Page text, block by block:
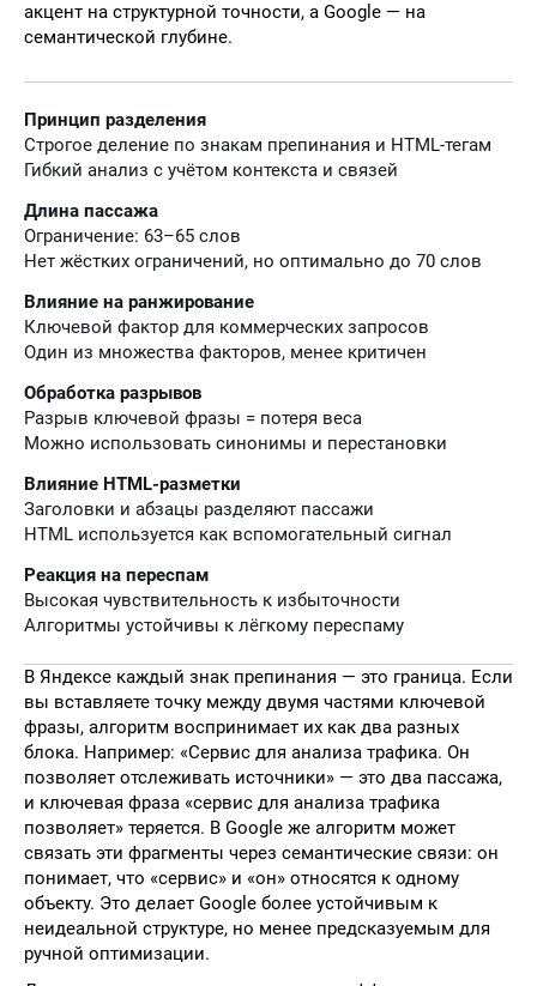
акцент на структурной точности, а Google — на
семантической глубине.
Принцип разделения
Строгое деление по знакам препинания и HTML-тегам
Гибкий анализ с учётом контекста и связей
Длина пассажа
Ограничение: 63–65 слов
Нет жёстких ограничений, но оптимально до 70 слов
Влияние на ранжирование
Ключевой фактор для коммерческих запросов
Один из множества факторов, менее критичен
Обработка разрывов
Разрыв ключевой фразы = потеря веса
Можно использовать синонимы и перестановки
Влияние HTML-разметки
Заголовки и абзацы разделяют пассажи
HTML используется как вспомогательный сигнал
Реакция на переспам
Высокая чувствительность к избыточности
Алгоритмы устойчивы к лёгкому переспаму
В Яндексе каждый знак препинания — это граница. Если
вы вставляете точку между двумя частями ключевой
фразы, алгоритм воспринимает их как два разных
блока. Например: «Сервис для анализа трафика. Он
позволяет отслеживать источники» — это два пассажа,
и ключевая фраза «сервис для анализа трафика
позволяет» теряется. В Google же алгоритм может
связать эти фрагменты через семантические связи: он
понимает, что «сервис» и «он» относятся к одному
объекту. Это делает Google более устойчивым к
неидеальной структуре, но менее предсказуемым для
ручной оптимизации.